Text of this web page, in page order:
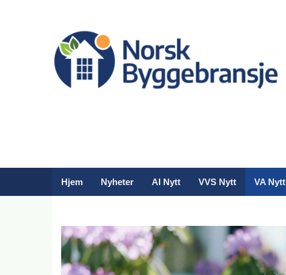
Hjem Nyheter AI Nytt VVS Nytt VA Nytt